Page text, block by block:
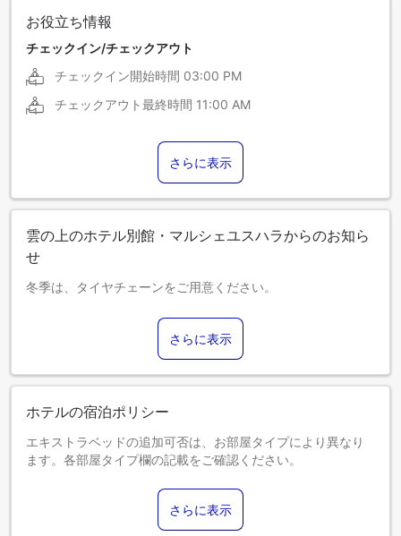
お役立ち情報
チェックイン/チェックアウト
チェックイン開始時間 03:00 PM
チェックアウト最終時間 11:00 AM
さらに表示
雲の上のホテル別館・マルシェユスハラからのお知ら
せ
冬季は、タイヤチェーンをご用意ください。
さらに表示
ホテルの宿泊ポリシー
エキストラベッドの追加可否は、お部屋タイプにより異なり
ます。各部屋タイプ欄の記載をご確認ください。
さらに表示